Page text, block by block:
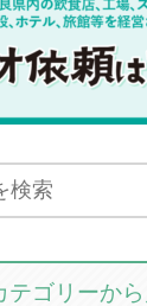
テゴリーか